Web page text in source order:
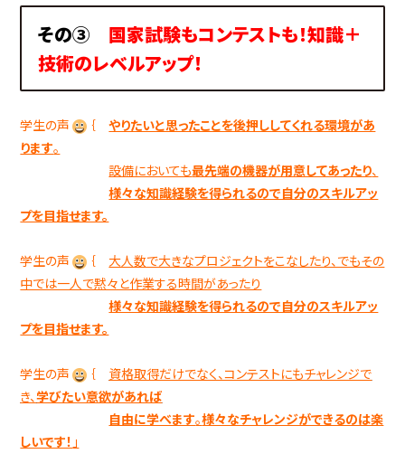
その③ 国家試験もコンテストも！知識＋
技術のレベルアップ！
学生の声 ｛やりたいと思ったことを後押ししてくれる環境があ
ります。
設備においても最先端の機器が用意してあったり、
様々な知識経験を得られるので自分のスキルアッ
プを目指せます。
学生の声 ｛大人数で大きなプロジェクトをこなしたり、でもその
中では一人で黙々と作業する時間があったり
様々な知識経験を得られるので自分のスキルアッ
プを目指せます。
学生の声 ｛
資格取得だけでなく、コンテストにもチャレンジで
き、学びたい意欲があれば
自由に学べます。様々なチャレンジができるのは楽
しいです！ 」